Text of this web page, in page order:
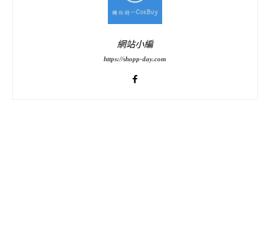
網站小編
https://shopp-day.com